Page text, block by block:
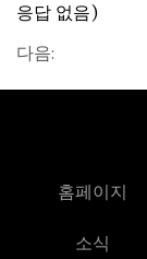
응답 없음)
다음:
홈페이지
소식